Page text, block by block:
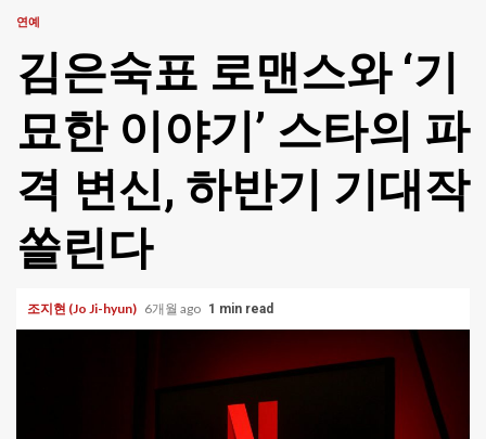
연예
김은숙표 로맨스와 ‘기
묘한 이야기’ 스타의 파
격 변신, 하반기 기대작
쏠린다
조지현 (Jo Ji-hyun) 6개월 ago 1 min read